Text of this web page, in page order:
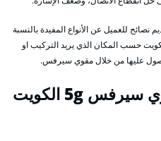
للعميل عن الأنواع المفيدة بالنسبة
حسب المكان الذي يريد التركيب او
عليها من خلال مقوي سيرفس.
أماكن يجب تركيب مقوي سيرفس 5g الكويت